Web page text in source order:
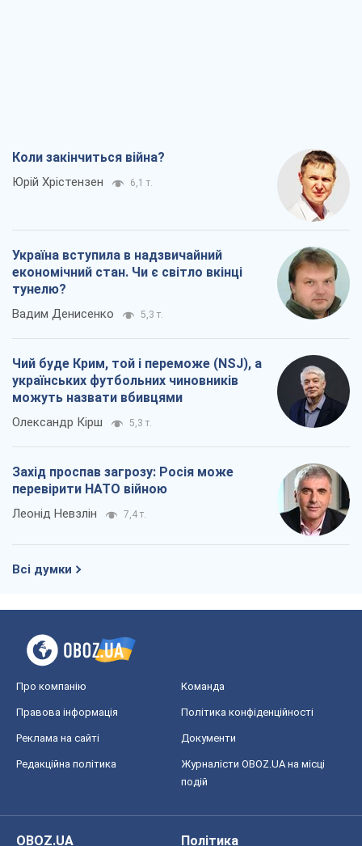
Коли закінчиться війна?
Юрій Хрістензен 6,1 т.
Україна вступила в надзвичайний
економічний стан. Чи є світло вкінці
тунелю?
Вадим Денисенко 5,3 т.
Чий буде Крим, той і переможе (NSJ), а
українських футбольних чиновників
можуть назвати вбивцями
Олександр Кірш 5,3 т.
Захід проспав загрозу: Росія може
перевірити НАТО війною
Леонід Невзлін 7,4 т.
Всі думки
Про компанію Команда
Правова інформація Політика конфіденційності
Реклама на сайті Документи
Редакційна політика
Журналісти OBOZ.UA на місці
подій
OBOZ.UA
Політика